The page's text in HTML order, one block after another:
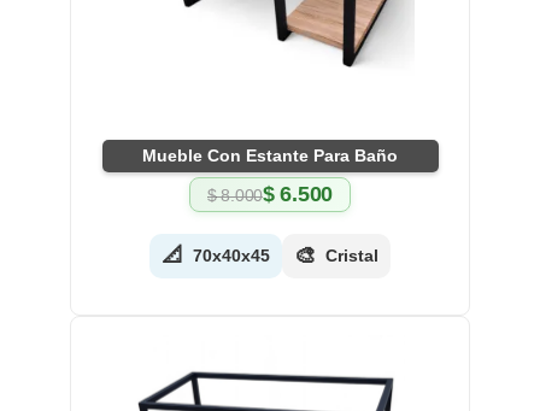
Mueble Con Estante Para Baño
$8.000 El
original
era:
$6.500
El
actual
es:
📐 70x40x45 🎨 Cristal